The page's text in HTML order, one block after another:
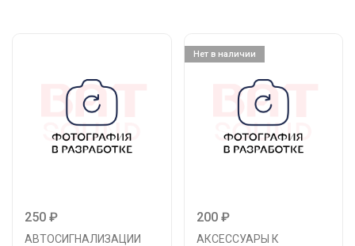
250 ₽
АВТОСИГНАЛИЗАЦИИ
Нет в наличии
200 ₽
АКСЕССУАРЫ К